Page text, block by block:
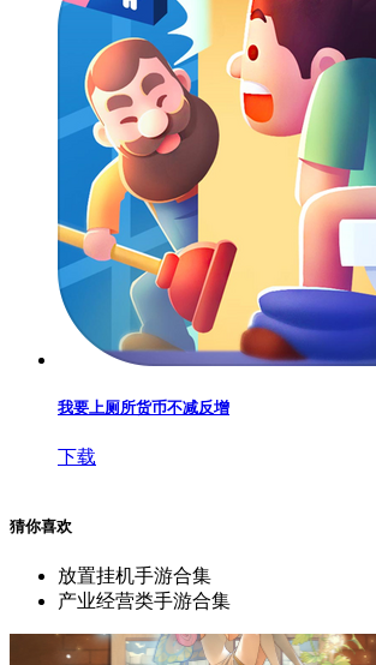
我要上厕所货币不减反增
下载
猜你喜欢
放置挂机手游合集
产业经营类手游合集